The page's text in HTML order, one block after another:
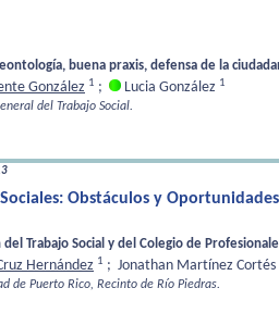
buena praxis, defensa de la
González 1 ; Lucia González 1
del Trabajo Social.
Sociales: Obstáculos y
Trabajo Social y del Colegio de
Hernández 1 ; Jonathan Martínez Cortés
de Puerto Rico, Recinto de Río Piedras.